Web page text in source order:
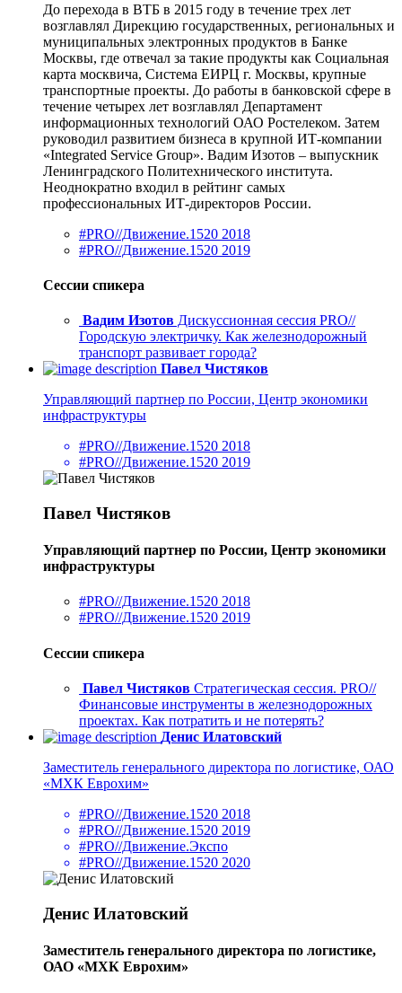
До перехода в ВТБ в 2015 году в течение трех лет
возглавлял Дирекцию государственных, региональных и
муниципальных электронных продуктов в Банке
Москвы, где отвечал за такие продукты как Социальная
карта москвича, Система ЕИРЦ г. Москвы, крупные
транспортные проекты. До работы в банковской сфере в
течение четырех лет возглавлял Департамент
информационных технологий ОАО Ростелеком. Затем
руководил развитием бизнеса в крупной ИТ-компании
«Integrated Service Group». Вадим Изотов – выпускник
Ленинградского Политехнического института.
Неоднократно входил в рейтинг самых
профессиональных ИТ-директоров России.
#PRO//Движение.1520 2018
#PRO//Движение.1520 2019
Сессии спикера
Вадим Изотов Дискуссионная сессия PRO//
Городскую электричку. Как железнодорожный
транспорт развивает города?
Павел Чистяков
Управляющий партнер по России, Центр экономики
инфраструктуры
#PRO//Движение.1520 2018
#PRO//Движение.1520 2019
Павел Чистяков
Управляющий партнер по России, Центр экономики
инфраструктуры
#PRO//Движение.1520 2018
#PRO//Движение.1520 2019
Сессии спикера
Павел Чистяков Стратегическая сессия. PRO//
Финансовые инструменты в железнодорожных
проектах. Как потратить и не потерять?
Денис Илатовский
Заместитель генерального директора по логистике, ОАО
«МХК Еврохим»
#PRO//Движение.1520 2018
#PRO//Движение.1520 2019
#PRO//Движение.Экспо
#PRO//Движение.1520 2020
Денис Илатовский
Заместитель генерального директора по логистике,
ОАО «МХК Еврохим»